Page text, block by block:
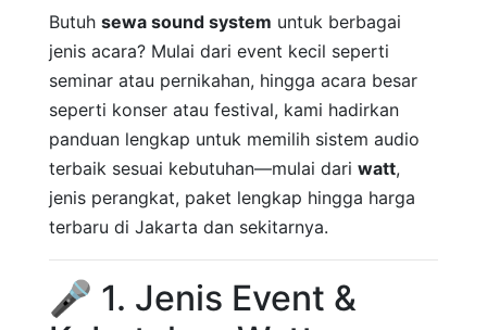
Butuh sewa sound system untuk berbagai
jenis acara? Mulai dari event kecil seperti
seminar atau pernikahan, hingga acara besar
seperti konser atau festival, kami hadirkan
panduan lengkap untuk memilih sistem audio
terbaik sesuai kebutuhan—mulai dari watt,
jenis perangkat, paket lengkap hingga harga
terbaru di Jakarta dan sekitarnya.
🎤 1. Jenis Event &